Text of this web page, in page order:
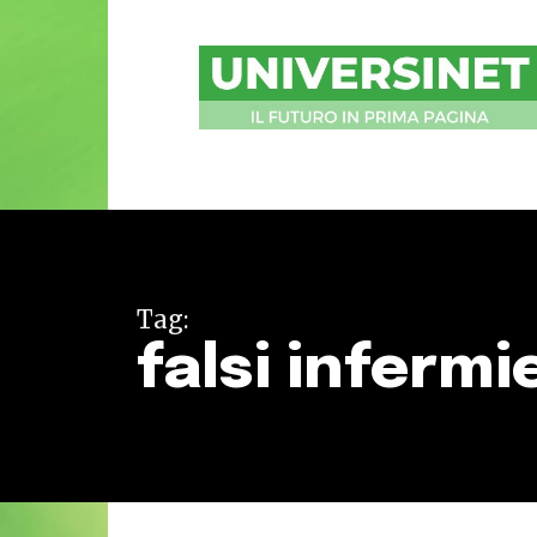
UniversiNet
Magazine
Tag:
falsi